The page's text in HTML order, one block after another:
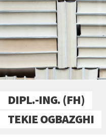
DIPL.-ING. (FH)
TEKIE OGBAZGHI